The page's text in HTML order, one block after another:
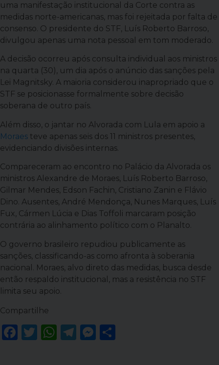
uma manifestação institucional da Corte contra as
medidas norte-americanas, mas foi rejeitada por falta de
consenso. O presidente do STF, Luís Roberto Barroso,
divulgou apenas uma nota pessoal em tom moderado.
A decisão ocorreu após consulta individual aos ministros
na quarta (30), um dia após o anúncio das sanções pela
Lei Magnitsky. A maioria considerou inapropriado que o
STF se posicionasse formalmente sobre decisão
soberana de outro país.
Além disso, o jantar no Alvorada com Lula em apoio a
Moraes teve apenas seis dos 11 ministros presentes,
evidenciando divisões internas.
Compareceram ao encontro no Palácio da Alvorada os
ministros Alexandre de Moraes, Luís Roberto Barroso,
Gilmar Mendes, Edson Fachin, Cristiano Zanin e Flávio
Dino. Ausentes, André Mendonça, Nunes Marques, Luís
Fux, Cármen Lúcia e Dias Toffoli marcaram posição
contrária ao alinhamento político com o Planalto.
O governo brasileiro repudiou publicamente as
sanções, classificando-as como afronta à soberania
nacional. Moraes, alvo direto das medidas, busca desde
então respaldo institucional, mas a resistência no STF
limita seu apoio.
Compartilhe
Facebook
Twitter
WhatsApp
Telegram
Messenger